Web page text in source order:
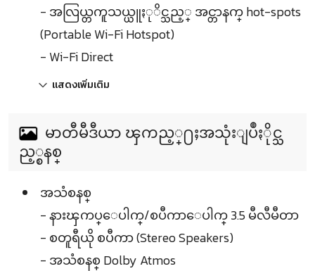
- အလြယ္တကူသယ္ယူႏုိင္သည့္ အင္တာနက္ hot-spots
(Portable Wi-Fi Hotspot)
- Wi-Fi Direct
แสดงเพิ่มเติม
မာတီမီဒီယာ ၾကည့္႐ႈအသုံးျပဳႏိုင္သ
ည့္စနစ္
အသံစနစ္
- နားၾကပ္ေပါက္/စပီကာေပါက္ 3.5 မီလီမီတာ
- စတူရီယို စပီကာ (Stereo Speakers)
- အသံစနစ္ Dolby Atmos